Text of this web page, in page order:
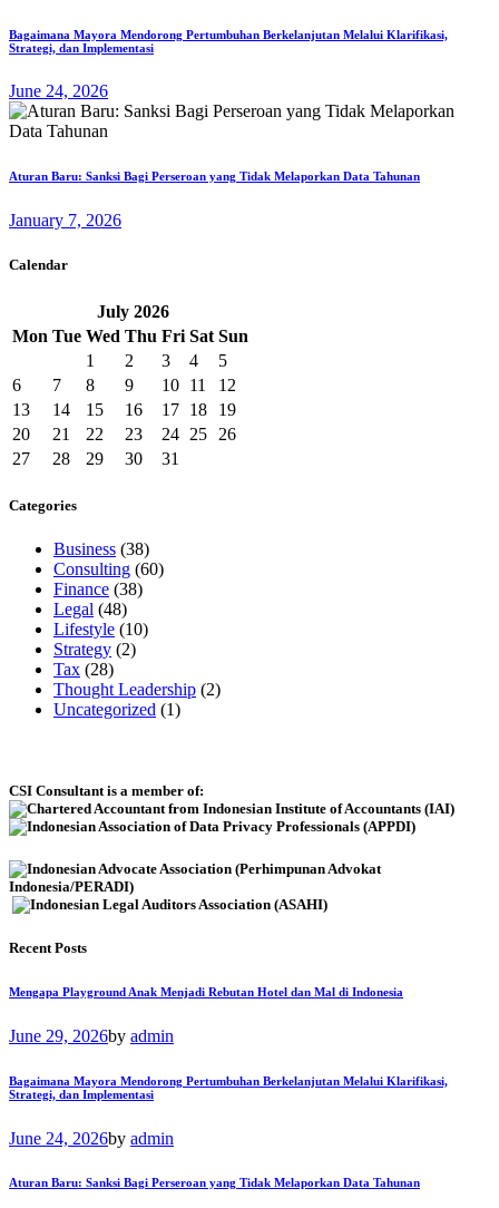
Bagaimana Mayora Mendorong Pertumbuhan Berkelanjutan Melalui Klarifikasi,
Strategi, dan Implementasi
June 24, 2026
Aturan Baru: Sanksi Bagi Perseroan yang Tidak Melaporkan Data Tahunan
January 7, 2026
Calendar
July 2026
Mon Tue Wed Thu Fri Sat Sun
1
2 3 4
5
6
7 8 9 10 11
12
13
14 15 16 17 18
19
20
21 22 23 24 25
26
27
28 29 30 31
Categories
Business (38)
Consulting (60)
Finance (38)
Legal (48)
Lifestyle (10)
Strategy (2)
Tax (28)
Thought Leadership (2)
Uncategorized (1)
CSI Consultant is a member of:
Recent Posts
Mengapa Playground Anak Menjadi Rebutan Hotel dan Mal di Indonesia
June 29, 2026by admin
Bagaimana Mayora Mendorong Pertumbuhan Berkelanjutan Melalui Klarifikasi,
Strategi, dan Implementasi
June 24, 2026by admin
Aturan Baru: Sanksi Bagi Perseroan yang Tidak Melaporkan Data Tahunan